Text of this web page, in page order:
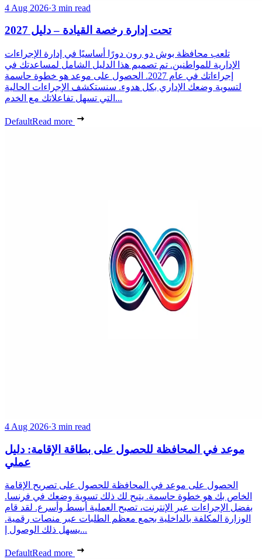
4 Aug 2026·3 min read
تحت إدارة رخصة القيادة – دليل 2027
تلعب محافظة بوش دو رون دورًا أساسيًا في إدارة الإجراءات
الإدارية للمواطنين. تم تصميم هذا الدليل الشامل لمساعدتك في
إجراءاتك في عام 2027. الحصول على موعد هو خطوة حاسمة
لتسوية وضعك الإداري بكل هدوء. سنستكشف الإجراءات الحالية
التي تسهل تفاعلاتك مع الخدم...
DefaultRead more
4 Aug 2026·3 min read
موعد في المحافظة للحصول على بطاقة الإقامة: دليل
عملي
الحصول على موعد في المحافظة للحصول على تصريح الإقامة
الخاص بك هو خطوة حاسمة. يتيح لك ذلك تسوية وضعك في فرنسا.
بفضل الإجراءات عبر الإنترنت، تصبح العملية أبسط وأسرع. لقد قام
الوزارة المكلفة بالداخلية بجمع معظم الطلبات عبر منصات رقمية.
يسهل ذلك الوصول إ...
DefaultRead more